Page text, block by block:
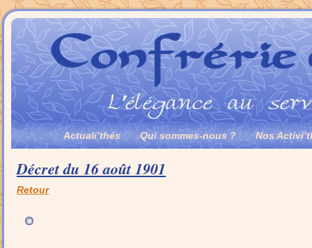
Actuali’thés Qui sommes-nous ? Nos
Décret du 16 août 1901
Retour